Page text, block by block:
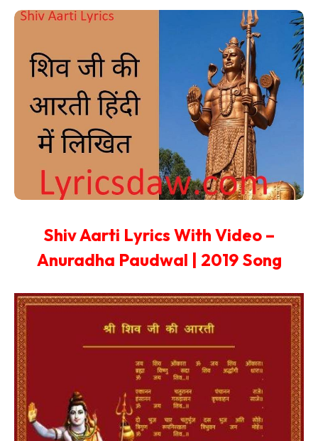
Shiv Aarti Lyrics With Video –
Anuradha Paudwal | 2019 Song